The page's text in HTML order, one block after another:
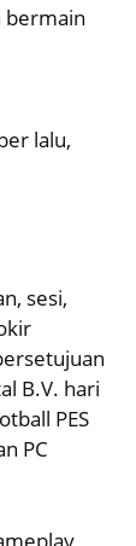
bermain
lalu,
sesi,
B.V. hari
PES
PC